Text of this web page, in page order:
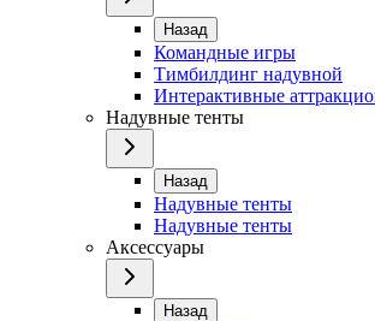
Назад
Командные игры
Тимбилдинг надувной
Интерактивные
Надувные тенты
Назад
Надувные тенты
Надувные тенты
Аксессуары
Назад